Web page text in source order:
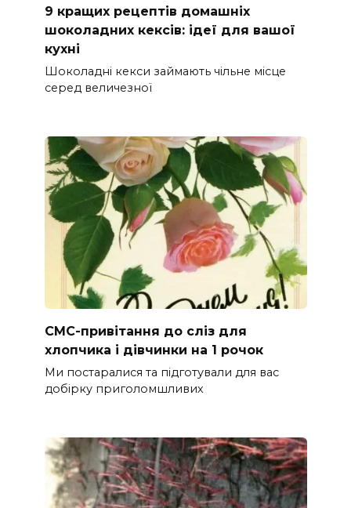
9 кращих рецептів домашніх
шоколадних кексів: ідеї для вашої
кухні
Шоколадні кекси займають чільне місце
серед величезної
СМС-привітання до сліз для
хлопчика і дівчинки на 1 рочок
Ми постаралися та підготували для вас
добірку приголомшливих